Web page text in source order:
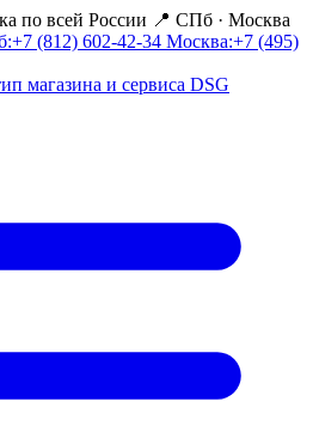
по всей России 📍 СПб · Москва
+7 (812) 602-42-34 Москва:+7 (495)